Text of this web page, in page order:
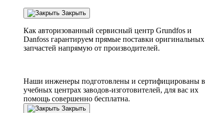
Закрыть
Как авторизованный сервисный центр Grundfos и
Danfoss гарантируем прямые поставки оригинальных
запчастей напрямую от производителей.
Наши инженеры подготовлены и сертифицированы в
учебных центрах заводов-изготовителей, для вас их
помощь совершенно бесплатна.
Закрыть